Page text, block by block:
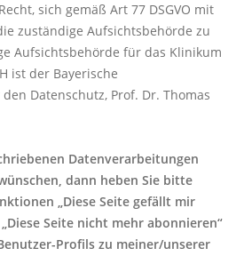
sich gemäß Art 77 DSGVO mit
zuständige Aufsichtsbehörde zu
Aufsichtsbehörde für das Klinikum
ist der Bayerische
Datenschutz, Prof. Dr. Thomas
Datenverarbeitungen
dann heben Sie bitte
„Diese Seite gefällt mir
Seite nicht mehr abonnieren“
Profils zu meiner/unserer